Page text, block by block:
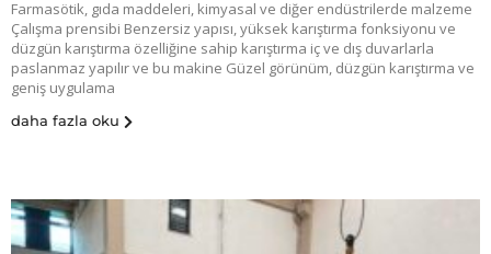
Farmasötik, gıda maddeleri, kimyasal ve diğer endüstrilerde malzeme
Çalışma prensibi Benzersiz yapısı, yüksek karıştırma fonksiyonu ve
düzgün karıştırma özelliğine sahip karıştırma iç ve dış duvarlarla
paslanmaz yapılır ve bu makine Güzel görünüm, düzgün karıştırma ve
geniş uygulama
daha fazla oku